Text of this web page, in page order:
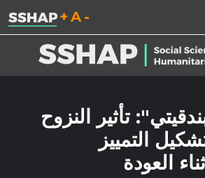
تقليل حجم الخط.
إعادة ضبط حجم
زيادة حجم
تأثير النزوح
التمييز
العودة